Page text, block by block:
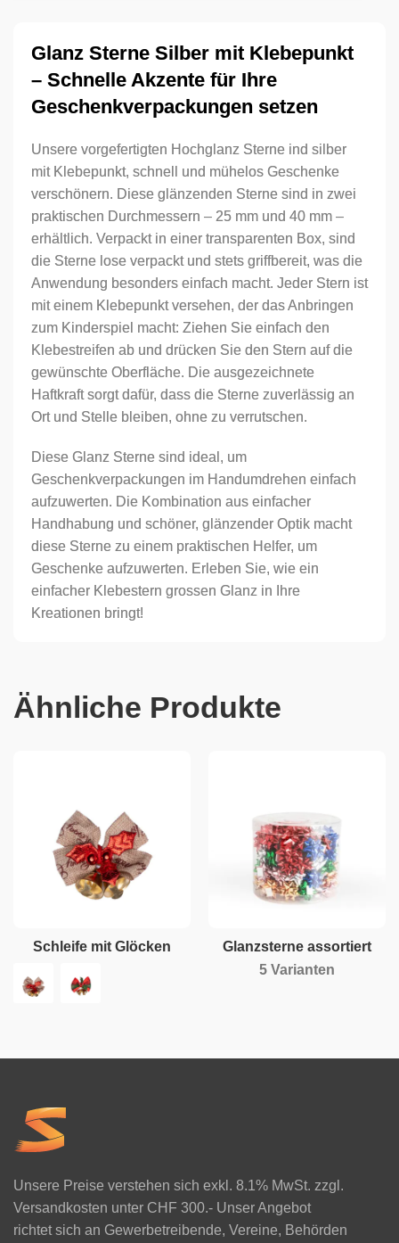
Glanz Sterne Silber mit Klebepunkt
– Schnelle Akzente für Ihre
Geschenkverpackungen setzen
Unsere vorgefertigten Hochglanz Sterne ind silber
mit Klebepunkt, schnell und mühelos Geschenke
verschönern. Diese glänzenden Sterne sind in zwei
praktischen Durchmessern – 25 mm und 40 mm –
erhältlich. Verpackt in einer transparenten Box, sind
die Sterne lose verpackt und stets griffbereit, was die
Anwendung besonders einfach macht. Jeder Stern ist
mit einem Klebepunkt versehen, der das Anbringen
zum Kinderspiel macht: Ziehen Sie einfach den
Klebestreifen ab und drücken Sie den Stern auf die
gewünschte Oberfläche. Die ausgezeichnete
Haftkraft sorgt dafür, dass die Sterne zuverlässig an
Ort und Stelle bleiben, ohne zu verrutschen.
Diese Glanz Sterne sind ideal, um
Geschenkverpackungen im Handumdrehen einfach
aufzuwerten. Die Kombination aus einfacher
Handhabung und schöner, glänzender Optik macht
diese Sterne zu einem praktischen Helfer, um
Geschenke aufzuwerten. Erleben Sie, wie ein
einfacher Klebestern grossen Glanz in Ihre
Kreationen bringt!
Ähnliche Produkte
Schleife mit Glöcken
Glanzsterne assortiert
5 Varianten
Unsere Preise verstehen sich exkl. 8.1% MwSt. zzgl.
Versandkosten unter CHF 300.- Unser Angebot
richtet sich an Gewerbetreibende, Vereine, Behörden